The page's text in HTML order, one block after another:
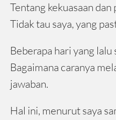
Tentang kekuasaan
Tidak tau saya, yang
Beberapa hari yang
Bagaimana caranya
jawaban.
Hal ini, menurut saya